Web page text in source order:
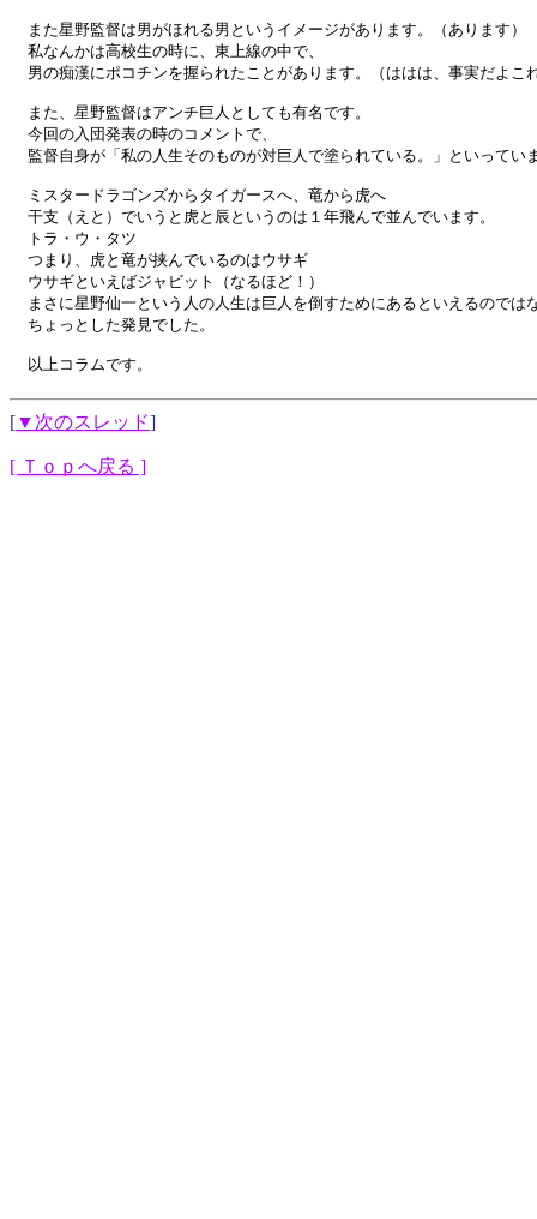
また星野監督は男がほれる男というイメージがあります。（あります）
私なんかは高校生の時に、東上線の中で、
男の痴漢にポコチンを握られたことがあります。（ははは、事実だよこ
また、星野監督はアンチ巨人としても有名です。
今回の入団発表の時のコメントで、
監督自身が「私の人生そのものが対巨人で塗られている。」といってい
ミスタードラゴンズからタイガースへ、竜から虎へ
干支（えと）でいうと虎と辰というのは１年飛んで並んでいます。
トラ・ウ・タツ
つまり、虎と竜が挟んでいるのはウサギ
ウサギといえばジャビット（なるほど！）
まさに星野仙一という人の人生は巨人を倒すためにあるといえるのでは
ちょっとした発見でした。
以上コラムです。
[▼次のスレッド]
[ Ｔｏｐへ戻る ]